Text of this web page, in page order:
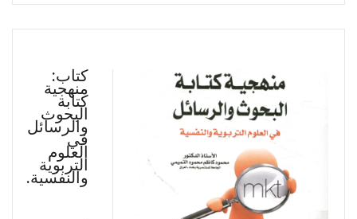
كتاب:
منهجية
كتابة
البحوث
والرسائل
في
العلوم
التربوية
والنفسية.